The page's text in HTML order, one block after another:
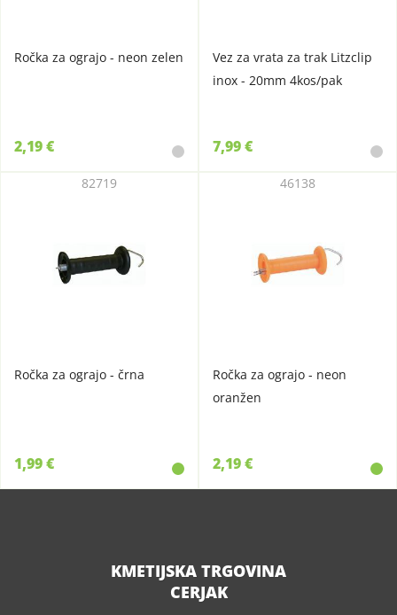
Ročka za ograjo - neon zelen
2,19 €
Vez za vrata za trak Litzclip
inox - 20mm 4kos/pak
7,99 €
Ročka za ograjo - črna
82719
1,99 €
Ročka za ograjo - neon
oranžen
46138
2,19 €
KMETIJSKA TRGOVINA
CERJAK